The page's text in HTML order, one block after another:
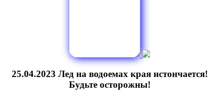
25.04.2023 Лед на водоемах края истончается!
Будьте осторожны!